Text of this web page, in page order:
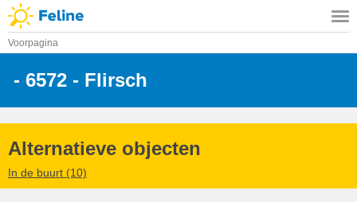
Voorpagina
- 6572 - Flirsch
Alternatieve objecten
In de buurt (10)